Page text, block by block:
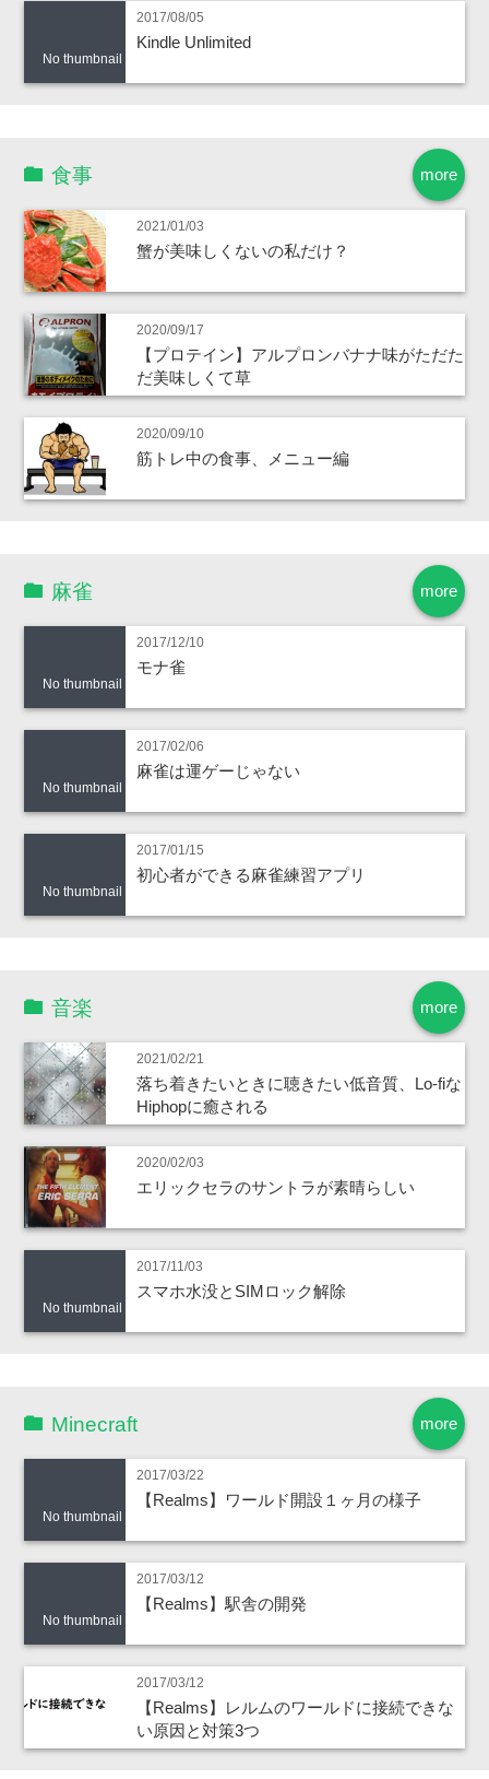
No thumbnail
2017/08/05
Kindle Unlimited
more
食事
2021/01/03
蟹が美味しくないの私だけ？
2020/09/17
【プロテイン】アルプロンバナナ味がただた
だ美味しくて草
2020/09/10
筋トレ中の食事、メニュー編
more
麻雀
No thumbnail
2017/12/10
モナ雀
No thumbnail
2017/02/06
麻雀は運ゲーじゃない
No thumbnail
2017/01/15
初心者ができる麻雀練習アプリ
more
音楽
2021/02/21
落ち着きたいときに聴きたい低音質、Lo-fiな
Hiphopに癒される
2020/02/03
エリックセラのサントラが素晴らしい
No thumbnail
2017/11/03
スマホ水没とSIMロック解除
more
Minecraft
No thumbnail
2017/03/22
【Realms】ワールド開設１ヶ月の様子
No thumbnail
2017/03/12
【Realms】駅舎の開発
2017/03/12
【Realms】レルムのワールドに接続できな
い原因と対策3つ